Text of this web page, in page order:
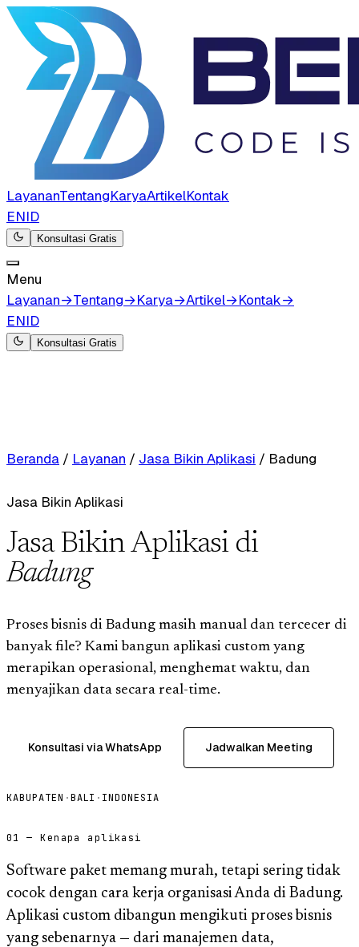
LayananTentangKaryaArtikelKontak
ENID
Konsultasi Gratis
Menu
Layanan→Tentang→Karya→Artikel→Kontak→
ENID
Konsultasi Gratis
Beranda / Layanan / Jasa Bikin Aplikasi / Badung
Jasa Bikin Aplikasi
Jasa Bikin Aplikasi di
Badung
Proses bisnis di Badung masih manual dan tercecer di
banyak file? Kami bangun aplikasi custom yang
merapikan operasional, menghemat waktu, dan
menyajikan data secara real-time.
Konsultasi via WhatsApp Jadwalkan Meeting
KABUPATEN ·BALI · INDONESIA
01 — Kenapa aplikasi
Software paket memang murah, tetapi sering tidak
cocok dengan cara kerja organisasi Anda di Badung.
Aplikasi custom dibangun mengikuti proses bisnis
yang sebenarnya — dari manajemen data,